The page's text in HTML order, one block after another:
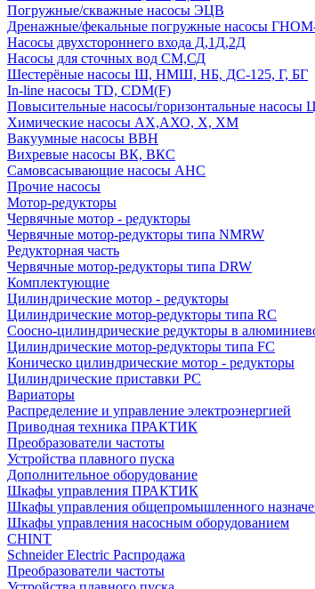
Погружные/скважные насосы ЭЦВ
Дренажные/фекальные погружные насосы
Насосы двухстороннего входа Д,1Д,2Д
Насосы для сточных вод СМ,СД
Шестерёные насосы Ш, НМШ, НБ, ДС-125, Г, БГ
In-line насосы TD, CDM(F)
Повысительные насосы/горизонтальные
Химические насосы АХ,АХО, Х, ХМ
Вакуумные насосы ВВН
Вихревые насосы ВК, ВКС
Самовсасывающие насосы АНС
Прочие насосы
Мотор-редукторы
Червячные мотор - редукторы
Червячные мотор-редукторы типа NMRW
Редукторная часть
Червячные мотор-редукторы типа DRW
Комплектующие
Цилиндрические мотор - редукторы
Цилиндрические мотор-редукторы типа RC
Соосно-цилиндрические редукторы в
Цилиндрические мотор-редукторы типа FC
Коническо цилиндрические мотор - редукторы
Цилиндрические приставки PC
Вариаторы
Распределение и управление электроэнергией
Приводная техника ПРАКТИК
Преобразователи частоты
Устройства плавного пуска
Дополнительное оборудование
Шкафы управления ПРАКТИК
Шкафы управления общепромышленного
Шкафы управления насосным оборудованием
CHINT
Schneider Electric Распродажа
Преобразователи частоты